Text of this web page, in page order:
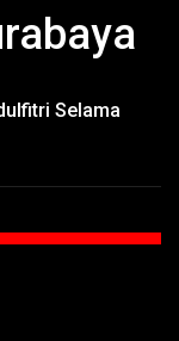
Selama